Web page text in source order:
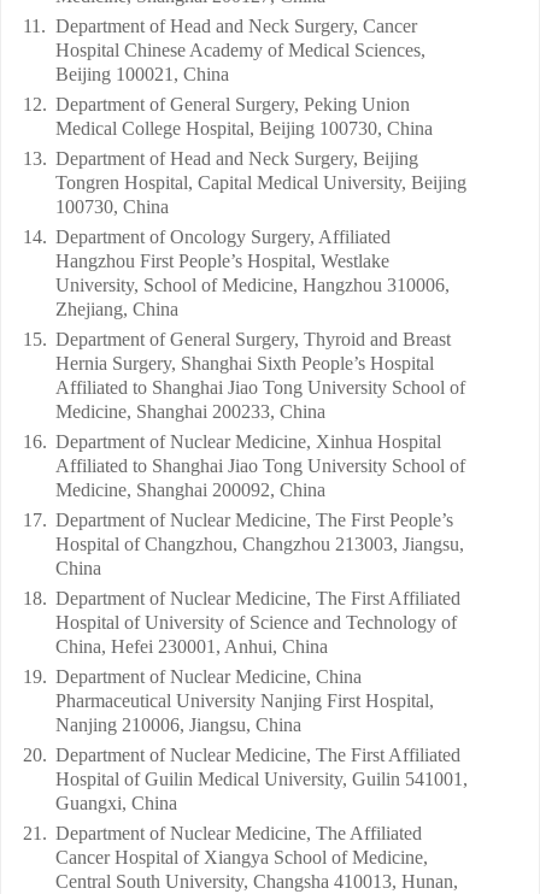
11. Department of Head and Neck Surgery, Cancer
Hospital Chinese Academy of Medical Sciences,
Beijing 100021, China
12. Department of General Surgery, Peking Union
Medical College Hospital, Beijing 100730, China
13. Department of Head and Neck Surgery, Beijing
Tongren Hospital, Capital Medical University, Beijing
100730, China
14. Department of Oncology Surgery, Affiliated
Hangzhou First People’s Hospital, Westlake
University, School of Medicine, Hangzhou 310006,
Zhejiang, China
15. Department of General Surgery, Thyroid and Breast
Hernia Surgery, Shanghai Sixth People’s Hospital
Affiliated to Shanghai Jiao Tong University School of
Medicine, Shanghai 200233, China
16. Department of Nuclear Medicine, Xinhua Hospital
Affiliated to Shanghai Jiao Tong University School of
Medicine, Shanghai 200092, China
17. Department of Nuclear Medicine, The First People’s
Hospital of Changzhou, Changzhou 213003, Jiangsu,
China
18. Department of Nuclear Medicine, The First Affiliated
Hospital of University of Science and Technology of
China, Hefei 230001, Anhui, China
19. Department of Nuclear Medicine, China
Pharmaceutical University Nanjing First Hospital,
Nanjing 210006, Jiangsu, China
20. Department of Nuclear Medicine, The First Affiliated
Hospital of Guilin Medical University, Guilin 541001,
Guangxi, China
21. Department of Nuclear Medicine, The Affiliated
Cancer Hospital of Xiangya School of Medicine,
Central South University, Changsha 410013, Hunan,